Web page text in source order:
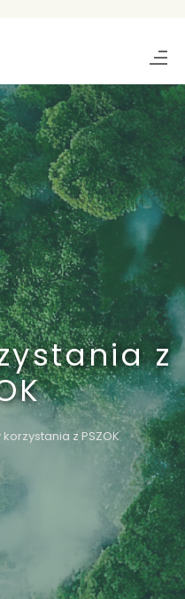
z
z PSZOK